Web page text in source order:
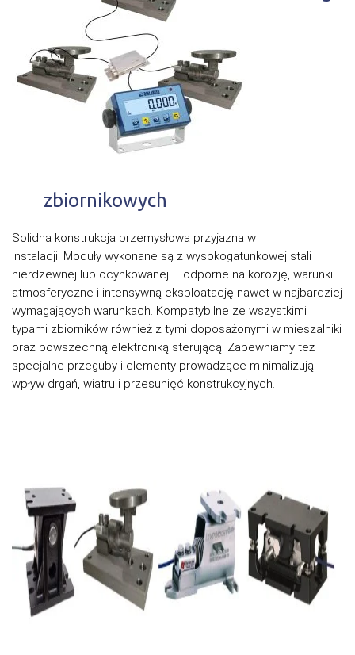
zbiornikowych
Solidna konstrukcja przemysłowa przyjazna w
instalacji. Moduły wykonane są z wysokogatunkowej stali
nierdzewnej lub ocynkowanej – odporne na korozję, warunki
atmosferyczne i intensywną eksploatację nawet w najbardziej
wymagających warunkach. Kompatybilne ze wszystkimi
typami zbiorników również z tymi doposażonymi w mieszalniki
oraz powszechną elektroniką sterującą. Zapewniamy też
specjalne przeguby i elementy prowadzące minimalizują
wpływ drgań, wiatru i przesunięć konstrukcyjnych.